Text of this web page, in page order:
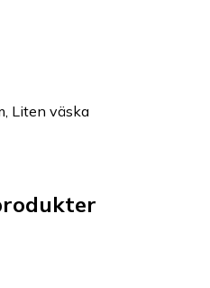
Liten väska